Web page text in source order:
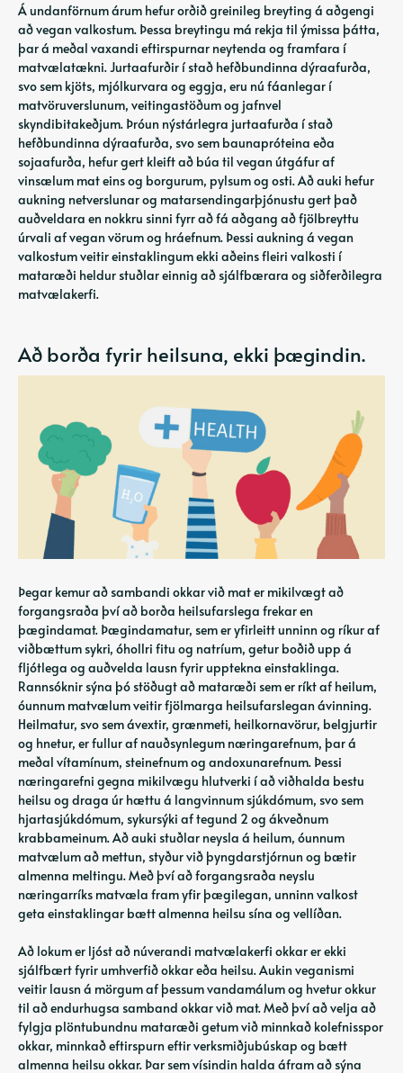
Á undanförnum árum hefur orðið greinileg breyting á aðgengi
að vegan valkostum. Þessa breytingu má rekja til ýmissa þátta,
þar á meðal vaxandi eftirspurnar neytenda og framfara í
matvælatækni. Jurtaafurðir í stað hefðbundinna dýraafurða,
svo sem kjöts, mjólkurvara og eggja, eru nú fáanlegar í
matvöruverslunum, veitingastöðum og jafnvel
skyndibitakeðjum. Þróun nýstárlegra jurtaafurða í stað
hefðbundinna dýraafurða, svo sem baunapróteina eða
sojaafurða, hefur gert kleift að búa til vegan útgáfur af
vinsælum mat eins og borgurum, pylsum og osti. Að auki hefur
aukning netverslunar og matarsendingarþjónustu gert það
auðveldara en nokkru sinni fyrr að fá aðgang að fjölbreyttu
úrvali af vegan vörum og hráefnum. Þessi aukning á vegan
valkostum veitir einstaklingum ekki aðeins fleiri valkosti í
mataræði heldur stuðlar einnig að sjálfbærara og siðferðilegra
matvælakerfi.
Að borða fyrir heilsuna, ekki þægindin.
Þegar kemur að sambandi okkar við mat er mikilvægt að
forgangsraða því að borða heilsufarslega frekar en
þægindamat. Þægindamatur, sem er yfirleitt unninn og ríkur af
viðbættum sykri, óhollri fitu og natríum, getur boðið upp á
fljótlega og auðvelda lausn fyrir upptekna einstaklinga.
Rannsóknir sýna þó stöðugt að mataræði sem er ríkt af heilum,
óunnum matvælum veitir fjölmarga heilsufarslegan ávinning.
Heilmatur, svo sem ávextir, grænmeti, heilkornavörur, belgjurtir
og hnetur, er fullur af nauðsynlegum næringarefnum, þar á
meðal vítamínum, steinefnum og andoxunarefnum. Þessi
næringarefni gegna mikilvægu hlutverki í að viðhalda bestu
heilsu og draga úr hættu á langvinnum sjúkdómum, svo sem
hjartasjúkdómum, sykursýki af tegund 2 og ákveðnum
krabbameinum. Að auki stuðlar neysla á heilum, óunnum
matvælum að mettun, styður við þyngdarstjórnun og bætir
almenna meltingu. Með því að forgangsraða neyslu
næringarríks matvæla fram yfir þægilegan, unninn valkost
geta einstaklingar bætt almenna heilsu sína og vellíðan.
Að lokum er ljóst að núverandi matvælakerfi okkar er ekki
sjálfbært fyrir umhverfið okkar eða heilsu. Aukin veganismi
veitir lausn á mörgum af þessum vandamálum og hvetur okkur
til að endurhugsa samband okkar við mat. Með því að velja að
fylgja plöntubundnu mataræði getum við minnkað kolefnisspor
okkar, minnkað eftirspurn eftir verksmiðjubúskap og bætt
almenna heilsu okkar. Þar sem vísindin halda áfram að sýna